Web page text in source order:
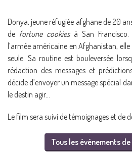
Donya, jeune réfu­giée afghane de 20
de for­tune cookiesà San Fran­cis­co.
l’armée amé­ri­caine en Afgha­nis­tan,
seule. Sa rou­tine est bou­le­ver­sée
rédac­tion des mes­sages et
décide d’envoyer un mes­sage spé­cial
le des­tin agir…
Le film sera suivi de témoignages et de
Tous les événements